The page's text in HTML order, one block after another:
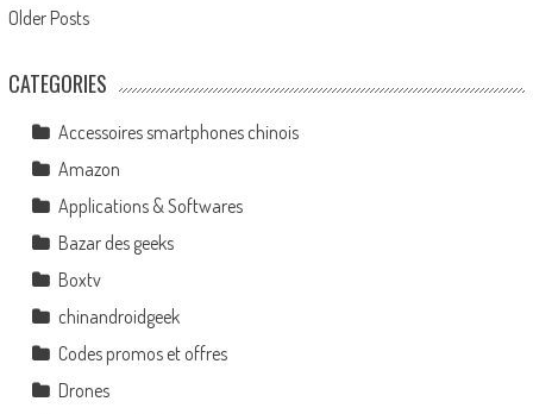
Posts
navigation
Older Posts
CATEGORIES
Accessoires smartphones chinois
Amazon
Applications & Softwares
Bazar des geeks
Boxtv
chinandroidgeek
Codes promos et offres
Drones